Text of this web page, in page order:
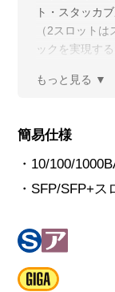
ト・スタッカ
（2スロット
ックを実現す
簡易仕様
・10/100/
・SFP/SFP+ス